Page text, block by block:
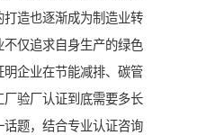
造也逐渐成为制造业转
仅追求自身生产的绿色
企业在节能减排、碳管
验厂认证到底需要多长
题，结合专业认证咨询